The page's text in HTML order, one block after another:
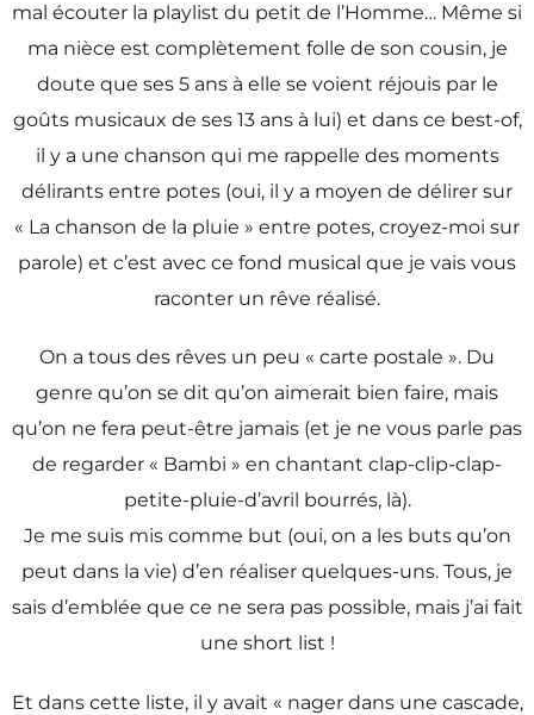
mal écouter la playlist du petit de l’Homme… Même si
ma nièce est complètement folle de son cousin, je
doute que ses 5 ans à elle se voient réjouis par le
goûts musicaux de ses 13 ans à lui) et dans ce best-of,
il y a une chanson qui me rappelle des moments
délirants entre potes (oui, il y a moyen de délirer sur
« La chanson de la pluie » entre potes, croyez-moi sur
parole) et c’est avec ce fond musical que je vais vous
raconter un rêve réalisé.
On a tous des rêves un peu « carte postale ». Du
genre qu’on se dit qu’on aimerait bien faire, mais
qu’on ne fera peut-être jamais (et je ne vous parle pas
de regarder « Bambi » en chantant clap-clip-clap-
petite-pluie-d’avril bourrés, là).
Je me suis mis comme but (oui, on a les buts qu’on
peut dans la vie) d’en réaliser quelques-uns. Tous, je
sais d’emblée que ce ne sera pas possible, mais j’ai fait
une short list !
Et dans cette liste, il y avait « nager dans une cascade,